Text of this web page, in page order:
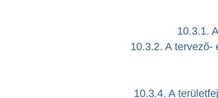
10.3.1.
10.3.2. A
10.3.4. A